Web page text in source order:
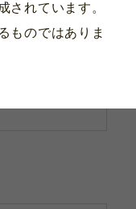
されています。
ものではありま